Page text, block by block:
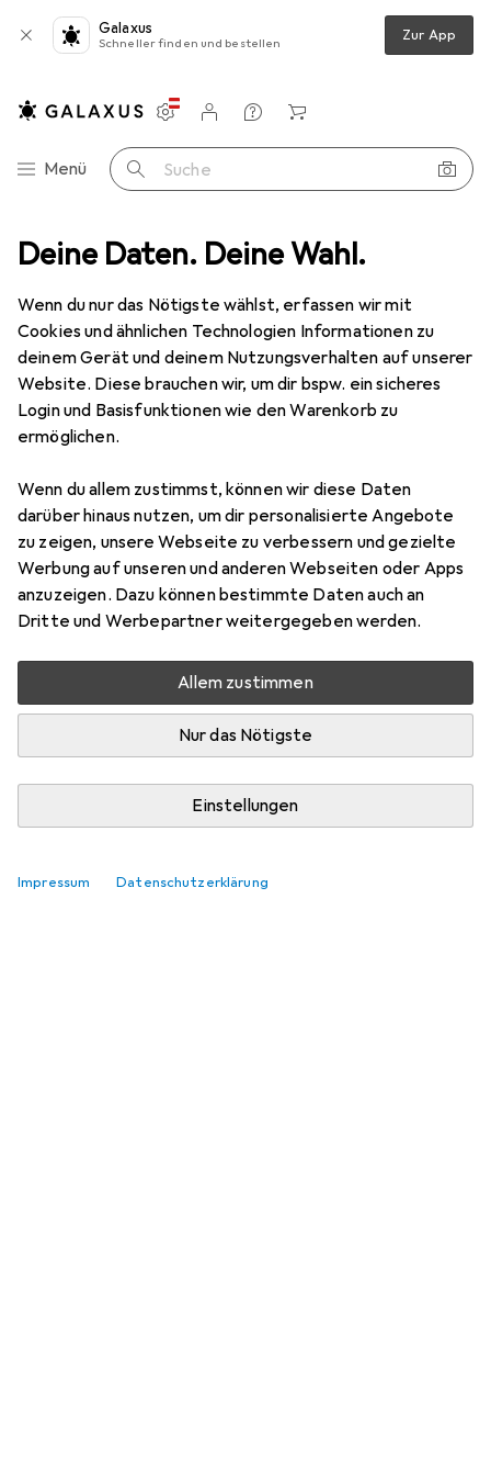
Deine Daten. Deine Wahl.
Wenn du nur das Nötigste wählst, erfassen wir mit
Cookies und ähnlichen Technologien Informationen zu
deinem Gerät und deinem Nutzungsverhalten auf unserer
Website. Diese brauchen wir, um dir bspw. ein sicheres
Login und Basisfunktionen wie den Warenkorb zu
ermöglichen.
Wenn du allem zustimmst, können wir diese Daten
darüber hinaus nutzen, um dir personalisierte Angebote
zu zeigen, unsere Webseite zu verbessern und gezielte
Werbung auf unseren und anderen Webseiten oder Apps
anzuzeigen. Dazu können bestimmte Daten auch an
Dritte und Werbepartner weitergegeben werden.
Allem zustimmen
Nur das Nötigste
Einstellungen
Impressum Datenschutzerklärung
Galaxus
Schneller finden und bestellen Zur App
Navigation nach Kategorien
Menü Suche
Einstellungen
Kundenkonto
Vergleichslisten
Merklisten
Warenkorb